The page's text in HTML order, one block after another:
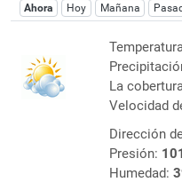
Ahora Hoy Mañana
La
Velocidad
Dirección
Presión:
Humedad: